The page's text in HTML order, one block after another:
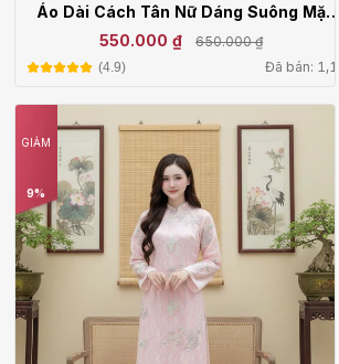
Áo Dài Cách Tân Nữ Dáng Suông Mặc
Tết Dự Tiệc 4 Tà Tay Dài KH20
550.000 ₫ 650.000 ₫
(4.9) Đã bán: 1,1k
GIẢM
9%